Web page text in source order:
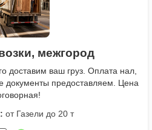
межгород
доставим ваш груз. Оплата нал,
документы предоставляем. Цена
от Газели до 20 т